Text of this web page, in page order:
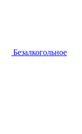
Безалкогольное